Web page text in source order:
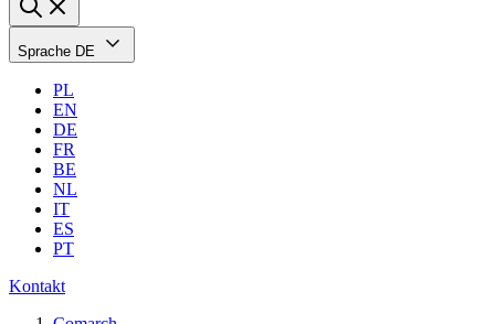
Sprache DE
PL
EN
DE
FR
BE
NL
IT
ES
PT
Kontakt